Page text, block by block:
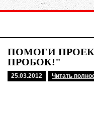
ПОМОГИ
ПРОБОК!"
25.03.2012 Читать